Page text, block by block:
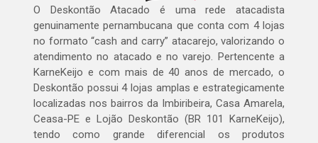
O Deskontão Atacado é uma rede atacadista
genuinamente pernambucana que conta com 4 lojas
no formato “cash and carry” atacarejo, valorizando o
atendimento no atacado e no varejo. Pertencente a
KarneKeijo e com mais de 40 anos de mercado, o
Deskontão possui 4 lojas amplas e estrategicamente
localizadas nos bairros da Imbiribeira, Casa Amarela,
Ceasa-PE e Lojão Deskontão (BR 101 KarneKeijo),
tendo como grande diferencial os produtos